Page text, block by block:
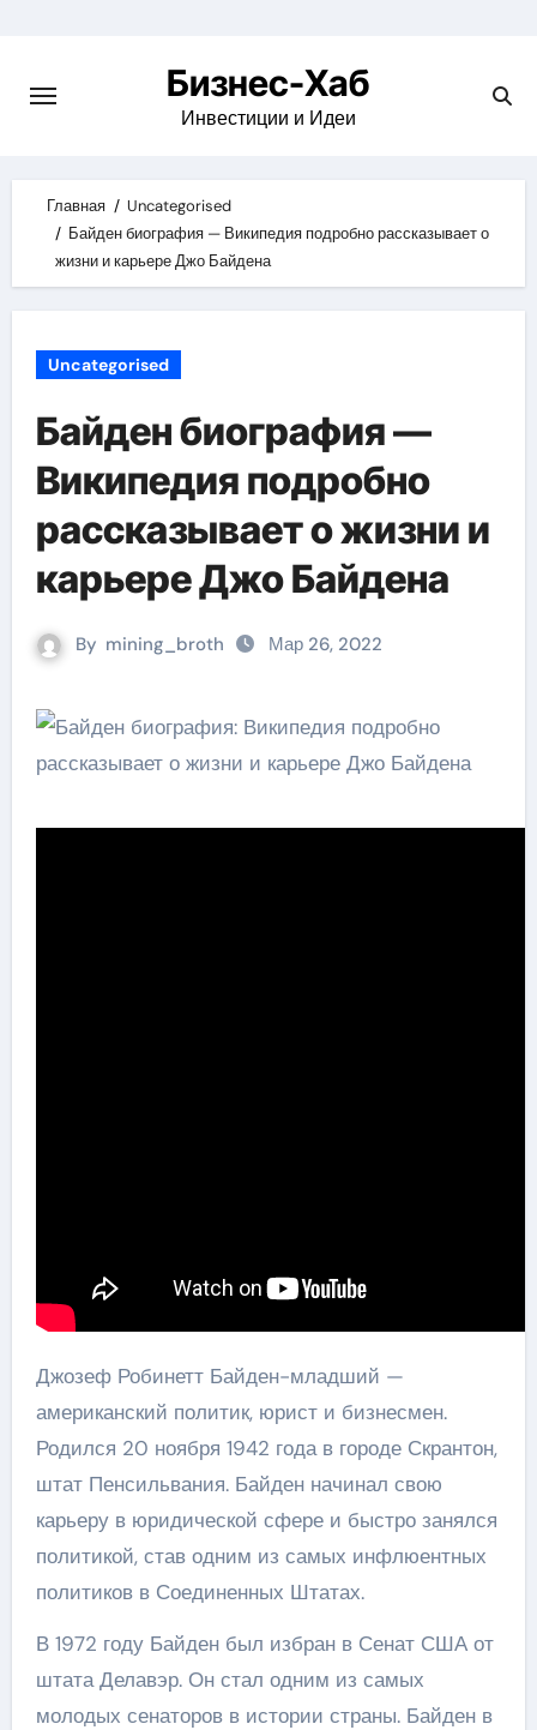
content
Бизнес-Хаб
Инвестиции и Идеи
Главная
Uncategorised
Байден биография — Википедия подробно рассказывает о
жизни и карьере Джо Байдена
Uncategorised
Байден биография —
Википедия подробно
рассказывает о жизни и
карьере Джо Байдена
By mining_broth Мар 26, 2022
Джозеф Робинетт Байден-младший —
американский политик, юрист и бизнесмен.
Родился 20 ноября 1942 года в городе Скрантон,
штат Пенсильвания. Байден начинал свою
карьеру в юридической сфере и быстро занялся
политикой, став одним из самых инфлюентных
политиков в Соединенных Штатах.
В 1972 году Байден был избран в Сенат США от
штата Делавэр. Он стал одним из самых
молодых сенаторов в истории страны. Байден в